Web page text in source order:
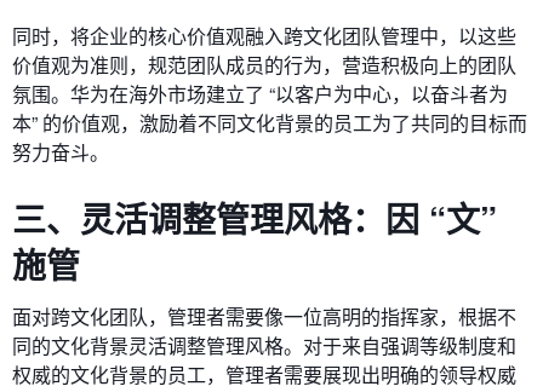
同时，将企业的核心价值观融入跨文化团队管理中，以这些
价值观为准则，规范团队成员的行为，营造积极向上的团队
氛围。华为在海外市场建立了 “以客户为中心，以奋斗者为
本” 的价值观，激励着不同文化背景的员工为了共同的目标而
努力奋斗。
三、灵活调整管理风格：因 “文”
施管
面对跨文化团队，管理者需要像一位高明的指挥家，根据不
同的文化背景灵活调整管理风格。对于来自强调等级制度和
权威的文化背景的员工，管理者需要展现出明确的领导权威